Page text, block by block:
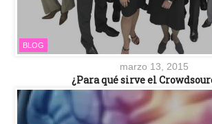
BLOG
marzo 13, 2015
¿Para qué sirve el